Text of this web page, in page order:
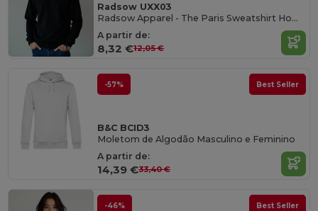
Radsow UXX03
Radsow Apparel - The Paris Sweatshirt Homens
A partir de:
8,32 €12,05 €
-57% Best Seller
B&C BCID3
Moletom de Algodão Masculino e Feminino
A partir de:
14,39 €33,40 €
-46% Best Seller